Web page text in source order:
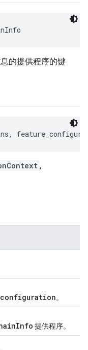
的提供程序的键
,
configuration。
Info 提供程序。